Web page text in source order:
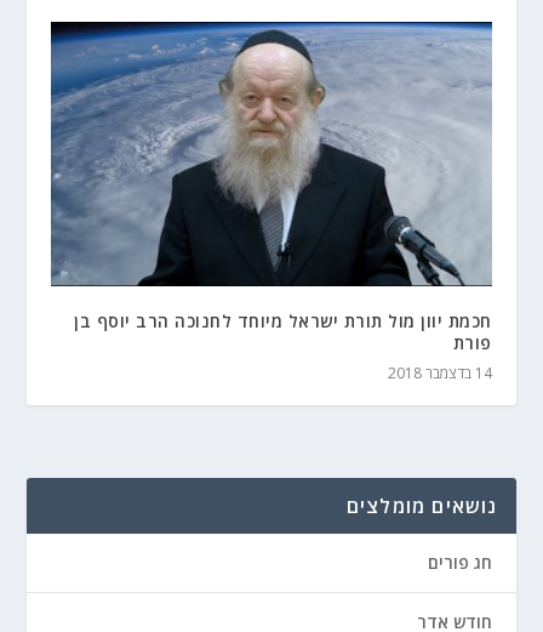
חכמת יוון מול תורת ישראל מיוחד לחנוכה הרב יוסף בן
פורת
14 בדצמבר 2018
נושאים מומלצים
חג פורים
חודש אדר